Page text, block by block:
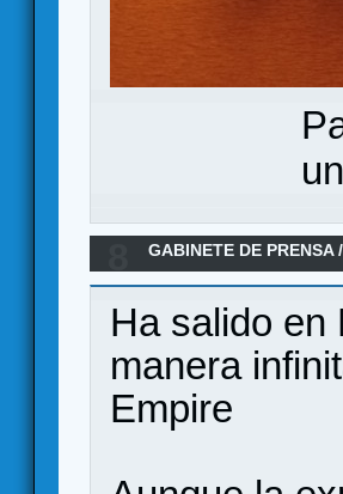
GABINETE DE PRENSA/
Ha salido en
manera
Empire